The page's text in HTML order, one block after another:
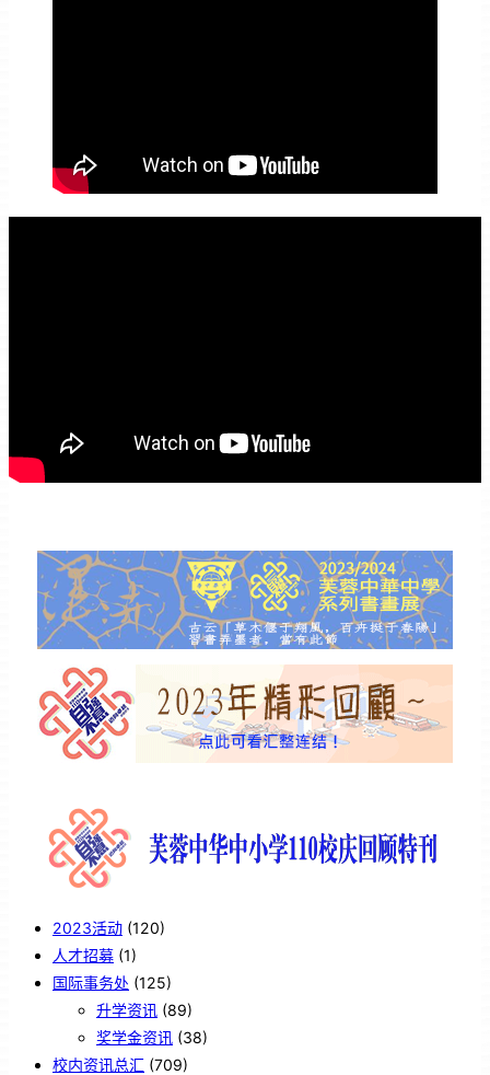
2023活动 (120)
人才招募 (1)
国际事务处 (125)
升学资讯 (89)
奖学金资讯 (38)
校内资讯总汇 (709)